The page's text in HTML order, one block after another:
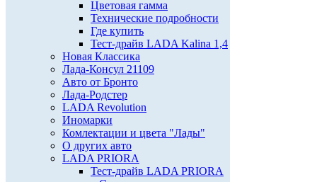
Цветовая гамма
Технические подробности
Где купить
Тест-драйв LADA Kalina 1,4
Новая Классика
Лада-Консул 21109
Авто от Бронто
Лада-Родстер
LADA Revolution
Иномарки
Комлектации и цвета "Лады"
О других авто
LADA PRIORA
Тест-драйв LADA PRIORA